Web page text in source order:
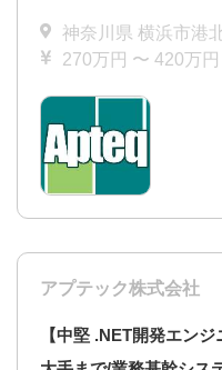
神奈川県 横浜市港
270万円 〜 420万円
アプテック株式会社
【中堅 .NET開発エン